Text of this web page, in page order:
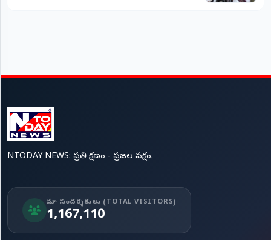
NTODAY NEWS: ప్రతి క్షణం - ప్రజల పక్షం.
మా సందర్శకులు (TOTAL VISITORS)
1,167,110